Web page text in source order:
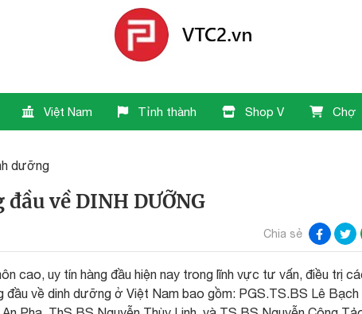
Việt Nam Tỉnh thành Shop V Chợ
dưỡng
về DINH DƯỠNG
Chia sẻ
cao, uy tín hàng đầu hiện nay trong lĩnh vực tư vấn, điều trị
đầu về dinh dưỡng ở Việt Nam bao gồm: PGS.TS.BS Lê Bạch